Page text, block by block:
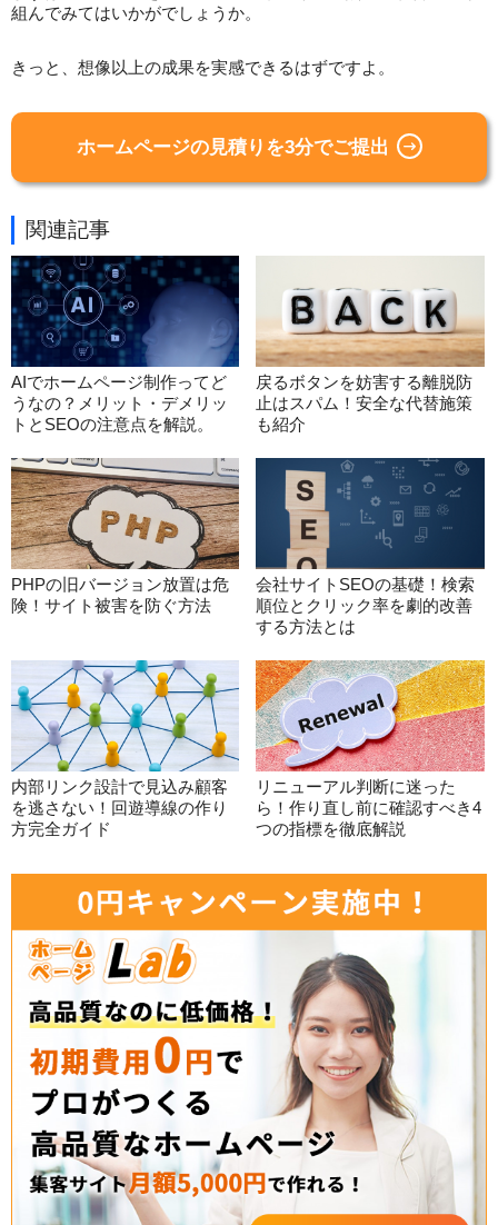
組んでみてはいかがでしょうか。
きっと、想像以上の成果を実感できるはずですよ。
ホームページの見積りを3分でご提出
関連記事
AIでホームページ制作ってど
うなの？メリット・デメリッ
トとSEOの注意点を解説。
戻るボタンを妨害する離脱防
止はスパム！安全な代替施策
も紹介
PHPの旧バージョン放置は危
険！サイト被害を防ぐ方法
会社サイトSEOの基礎！検索
順位とクリック率を劇的改善
する方法とは
内部リンク設計で見込み顧客
を逃さない！回遊導線の作り
方完全ガイド
リニューアル判断に迷った
ら！作り直し前に確認すべき4
つの指標を徹底解説